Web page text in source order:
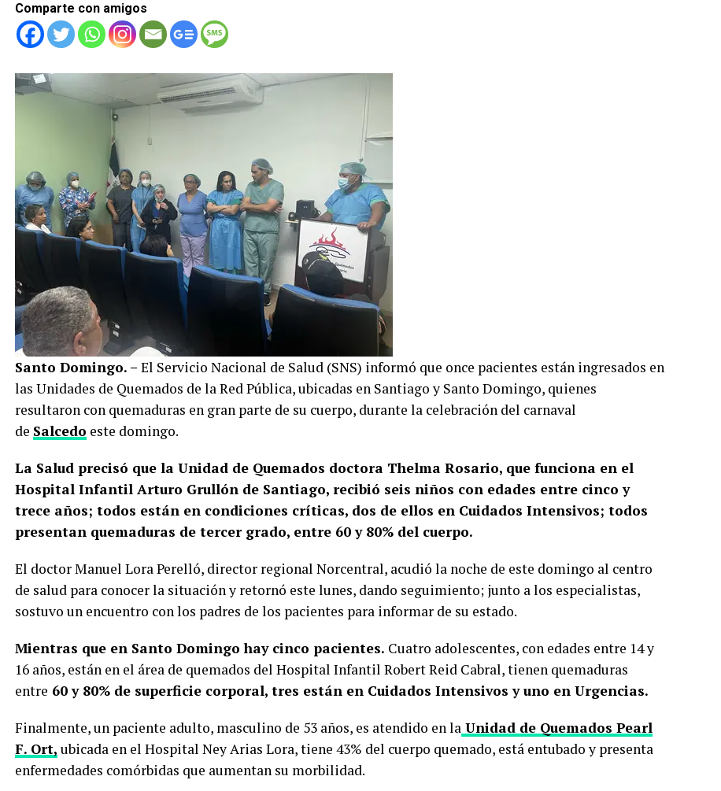
Comparte con amigos
Santo Domingo. – El Servicio Nacional de Salud (SNS) informó que once pacientes están ingresados en
las Unidades de Quemados de la Red Pública, ubicadas en Santiago y Santo Domingo, quienes
resultaron con quemaduras en gran parte de su cuerpo, durante la celebración del carnaval
de Salcedo este domingo.
La Salud precisó que la Unidad de Quemados doctora Thelma Rosario, que funciona en el
Hospital Infantil Arturo Grullón de Santiago, recibió seis niños con edades entre cinco y
trece años; todos están en condiciones críticas, dos de ellos en Cuidados Intensivos; todos
presentan quemaduras de tercer grado, entre 60 y 80% del cuerpo.
El doctor Manuel Lora Perelló, director regional Norcentral, acudió la noche de este domingo al centro
de salud para conocer la situación y retornó este lunes, dando seguimiento; junto a los especialistas,
sostuvo un encuentro con los padres de los pacientes para informar de su estado.
Mientras que en Santo Domingo hay cinco pacientes. Cuatro adolescentes, con edades entre 14 y
16 años, están en el área de quemados del Hospital Infantil Robert Reid Cabral, tienen quemaduras
entre 60 y 80% de superficie corporal, tres están en Cuidados Intensivos y uno en Urgencias.
Finalmente, un paciente adulto, masculino de 53 años, es atendido en la Unidad de Quemados Pearl
F. Ort, ubicada en el Hospital Ney Arias Lora, tiene 43% del cuerpo quemado, está entubado y presenta
enfermedades comórbidas que aumentan su morbilidad.